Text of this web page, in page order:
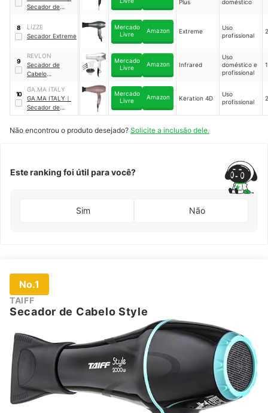
BECHD00000027
Secador de
Plus｜
BECHD00000027
Plus doméstico
8
LIZZE
Secador Extreme
Mercado
Livre
Amazon Extreme
Uso
profissional
9
REVLON
Secador de
Cabelo
Revlon (127 V)
RVDR5264
Mercado
Livre
Amazon Infrared
Uso
doméstico e
profissional
10
GA.MA ITALY
‎GA.MA ITALY ｜
Secador de
Cabelo Keration
BECHD00000030
Mercado
Livre
Amazon Keration 4D
Uso
profissional
Não encontrou o produto desejado? Solicite a inclusão dele.
Este ranking foi útil para você?
Sim Não
No.1
TAIFF
Secador de Cabelo Style